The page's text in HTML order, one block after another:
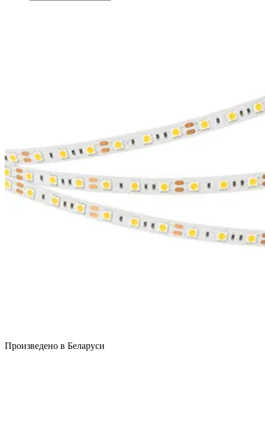
Произведено в Беларуси